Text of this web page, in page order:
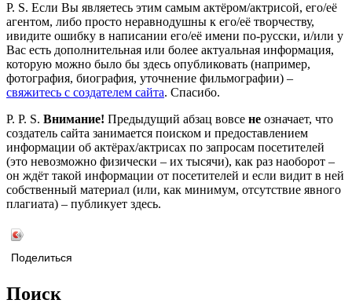
P. S. Если Вы являетесь этим самым актёром/актрисой, его/её
агентом, либо просто неравнодушны к его/её творчеству,
ивидите ошибку в написании его/её имени по-русски, и/или у
Вас есть дополнительная или более актуальная информация,
которую можно было бы здесь опубликовать (например,
фотография, биография, уточнение фильмографии) –
свяжитесь с создателем сайта. Спасибо.
P. P. S. Внимание! Предыдущий абзац вовсе не означает, что
создатель сайта занимается поиском и предоставлением
информации об актёрах/актрисах по запросам посетителей
(это невозможно физически – их тысячи), как раз наоборот –
он ждёт такой информации от посетителей и если видит в ней
собственный материал (или, как минимум, отсутствие явного
плагиата) – публикует здесь.
Поделиться
Поиск